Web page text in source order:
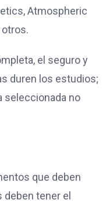
Atmospheric
el seguro y
duren los estudios;
seleccionada no
que deben
tener el